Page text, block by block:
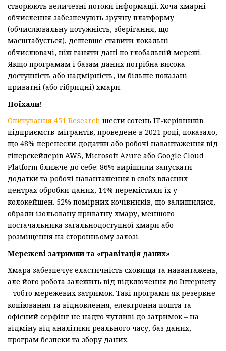
створюють величезні потоки інформації. Хоча хмарні
обчислення забезпечують зручну платформу
(обчислювальну потужність, зберігання, що
масштабується), дешевше ставити локальні
обчислювачі, ніж ганяти дані по глобальній мережі.
Якщо програмам і базам даних потрібна висока
доступність або надмірність, їм більше показані
приватні (або гібридні) хмари.
Поїхали!
Опитування 451 Research шести сотень ІТ-керівників
підприємств-мігрантів, проведене в 2021 році, показало,
що 48% перенесли додатки або робочі навантаження від
гіперскейлерів AWS, Microsoft Azure або Google Cloud
Platform ближче до себе: 86% вирішили запускати
додатки та робочі навантаження в своїх власних
центрах обробки даних, 14% перемістили їх у
колокейшен. 52% помiрних кочівників, що залишилися,
обрали ізольовану приватну хмару, меншого
постачальника загальнодоступної хмари або
розміщення на сторонньому залозі.
Мережеві затримки та «гравітація даних»
Хмара забезпечує еластичність сховища та навантажень,
але його робота залежить від підключення до Інтернету
– тобто мережевих затримок. Такі програми як резервне
копіювання та відновлення, електронна пошта та
офісний серфінг не надто чутливі до затримок – на
відміну від аналітики реального часу, баз даних,
програм безпеки та збору даних.